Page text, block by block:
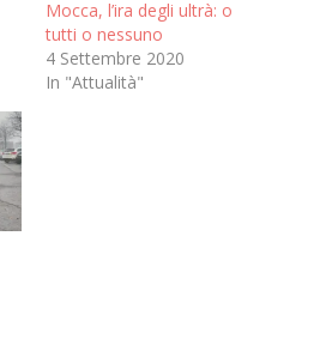
Mocca, l’ira degli ultrà: o
tutti o nessuno
4 Settembre 2020
In "Attualità"